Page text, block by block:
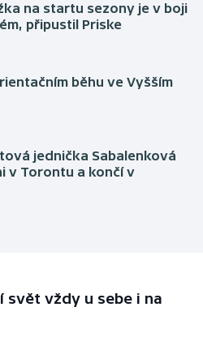
na startu sezony je v boji
připustil Priske
běhu ve Vyšším
jednička Sabalenková
v Torontu a končí v
vždy u sebe i na